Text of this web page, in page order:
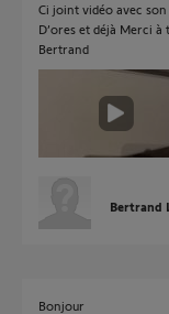
Ci joint vidéo avec
D’ores et déjà Merci à
Bertrand
Bertrand
Bonjour